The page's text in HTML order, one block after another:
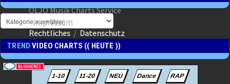
TRENDVIDEO CHARTS (( HEUTE ))
OLJO Musik Charts Service
Impressum
Rechtliches / Datenschutz